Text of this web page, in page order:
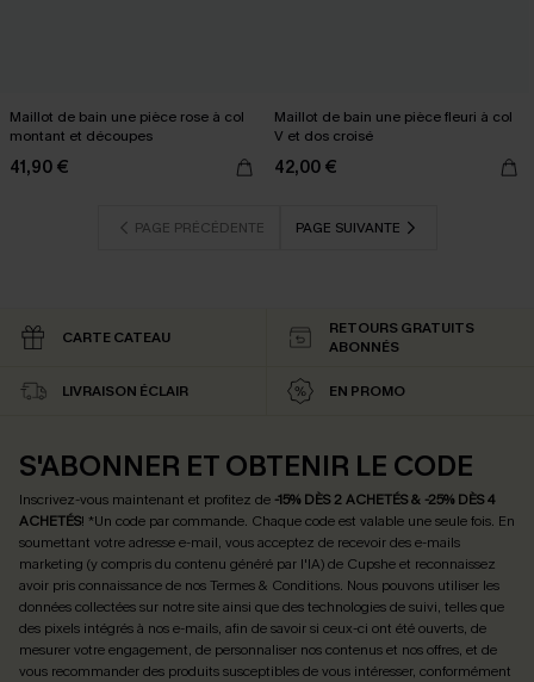
Maillot de bain une pièce rose à col
montant et découpes
41,90 €
Maillot de bain une pièce fleuri à col
V et dos croisé
42,00 €
PAGE PRÉCÉDENTE PAGE SUIVANTE
CARTE CATEAU
RETOURS GRATUITS
ABONNÉS
LIVRAISON ÉCLAIR EN PROMO
S'ABONNER ET OBTENIR LE CODE
Inscrivez-vous maintenant et profitez de -15% DÈS 2 ACHETÉS & -25% DÈS 4
ACHETÉS! *Un code par commande. Chaque code est valable une seule fois. En
soumettant votre adresse e-mail, vous acceptez de recevoir des e-mails
marketing (y compris du contenu généré par l'IA) de Cupshe et reconnaissez
avoir pris connaissance de nosTermes & Conditions. Nous pouvons utiliser les
données collectées sur notre site ainsi que des technologies de suivi, telles que
des pixels intégrés à nos e-mails, afin de savoir si ceux-ci ont été ouverts, de
mesurer votre engagement, de personnaliser nos contenus et nos offres, et de
vous recommander des produits susceptibles de vous intéresser, conformément